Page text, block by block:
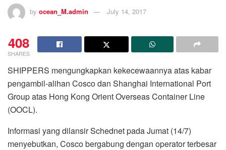
by ocean_M.admin July 14, 2017
408
SHARES
SHIPPERS mengungkapkan kekecewaannya atas kabar
pengambil-alihan Cosco dan Shanghai International Port
Group atas Hong Kong Orient Overseas Container Line
(OOCL).
Informasi yang dilansir Schednet pada Jumat (14/7)
menyebutkan, Cosco bergabung dengan operator terbesar